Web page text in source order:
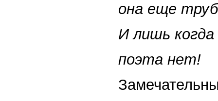
она еще
И лишь
поэта нет!